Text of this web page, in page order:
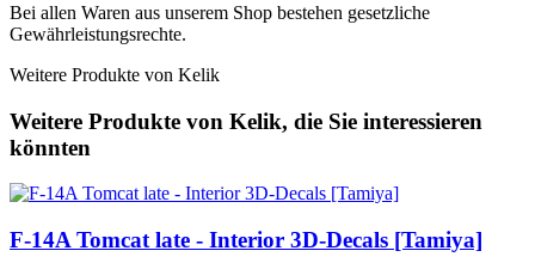
Bei allen Waren aus unserem Shop bestehen gesetzliche
Gewährleistungsrechte.
Weitere Produkte von Kelik
Weitere Produkte von Kelik, die Sie interessieren
könnten
F-14A Tomcat late - Interior 3D-Decals [Tamiya]